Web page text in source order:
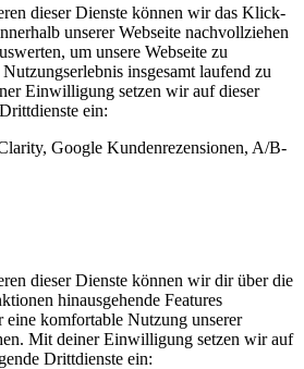
dieser Dienste können wir das Klick-
unserer Webseite nachvollziehen
um unsere Webseite zu
insgesamt laufend zu
Einwilligung setzen wir auf dieser
ein:
Google Kundenrezensionen, A/B-
dieser Dienste können wir dir über die
hinausgehende Features
eine komfortable Nutzung unserer
Mit deiner Einwilligung setzen wir auf
Drittdienste ein: